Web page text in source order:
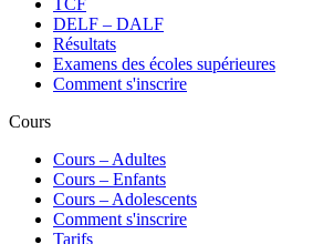
DELF – DALF
Résultats
Examens des écoles supérieures
Comment s'inscrire
Cours
Сours – Adultes
Cours – Enfants
Cours – Adolescents
Comment s'inscrire
Tarifs